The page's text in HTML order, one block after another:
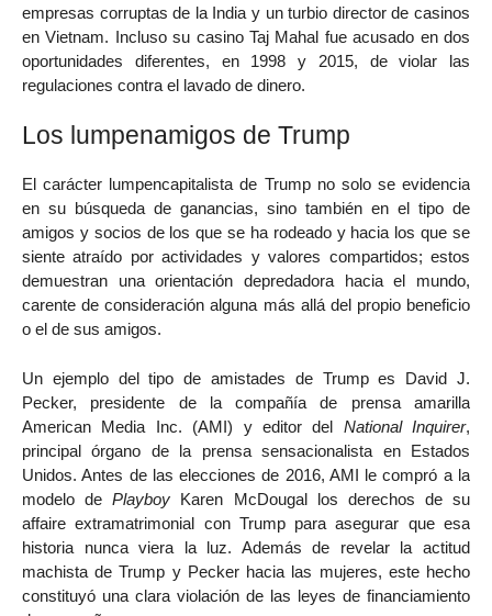
empresas corruptas de la India y un turbio director de casinos
en Vietnam. Incluso su casino Taj Mahal fue acusado en dos
oportunidades diferentes, en 1998 y 2015, de violar las
regulaciones contra el lavado de dinero.
Los lumpenamigos de Trump
El carácter lumpencapitalista de Trump no solo se evidencia
en su búsqueda de ganancias, sino también en el tipo de
amigos y socios de los que se ha rodeado y hacia los que se
siente atraído por actividades y valores compartidos; estos
demuestran una orientación depredadora hacia el mundo,
carente de consideración alguna más allá del propio beneficio
o el de sus amigos.
Un ejemplo del tipo de amistades de Trump es David J.
Pecker, presidente de la compañía de prensa amarilla
American Media Inc. (AMI) y editor del National Inquirer,
principal órgano de la prensa sensacionalista en Estados
Unidos. Antes de las elecciones de 2016, AMI le compró a la
modelo dePlayboy Karen McDougal los derechos de su
affaire extramatrimonial con Trump para asegurar que esa
historia nunca viera la luz. Además de revelar la actitud
machista de Trump y Pecker hacia las mujeres, este hecho
constituyó una clara violación de las leyes de financiamiento